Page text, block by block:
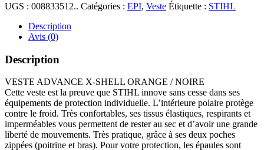
UGS : 008833512.. Catégories : EPI, Veste Étiquette : STIHL
Description
Avis (0)
Description
VESTE ADVANCE X-SHELL ORANGE / NOIRE
Cette veste est la preuve que STIHL innove sans cesse dans ses
équipements de protection individuelle. L’intérieure polaire protège
contre le froid. Très confortables, ses tissus élastiques, respirants et
imperméables vous permettent de rester au sec et d’avoir une grande
liberté de mouvements. Très pratique, grâce à ses deux poches
zippées (poitrine et bras). Pour votre protection, les épaules sont